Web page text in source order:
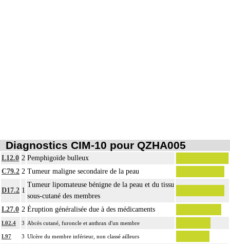
Diagnostics CIM-10 pour QZHA005
L12.0 2 Pemphigoïde bulleux
C79.2 2 Tumeur maligne secondaire de la peau
D17.2 1
Tumeur lipomateuse bénigne de la peau et du tissu
sous-cutané des membres
L27.0 2 Éruption généralisée due à des médicaments
L02.4 3 Abcès cutané, furoncle et anthrax d'un membre
L97 3 Ulcère du membre inférieur, non classé ailleurs